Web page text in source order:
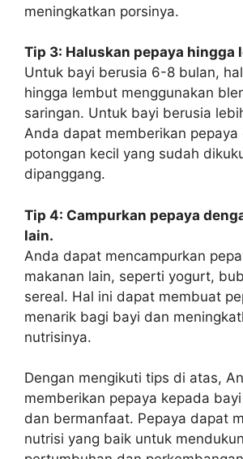
meningkatkan porsinya.
Tip 3: Haluskan pepaya hingga
Untuk bayi berusia 6-8 bulan,
hingga lembut menggunakan
saringan. Untuk bayi berusia
Anda dapat memberikan
potongan kecil yang sudah
dipanggang.
Tip 4: Campurkan pepaya
lain.
Anda dapat mencampurkan
makanan lain, seperti yogurt,
sereal. Hal ini dapat membuat
menarik bagi bayi dan
nutrisinya.
Dengan mengikuti tips di atas,
memberikan pepaya kepada
dan bermanfaat. Pepaya dapat
nutrisi yang baik untuk